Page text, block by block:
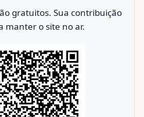
gratuitos. Sua contribuição
manter o site no ar.